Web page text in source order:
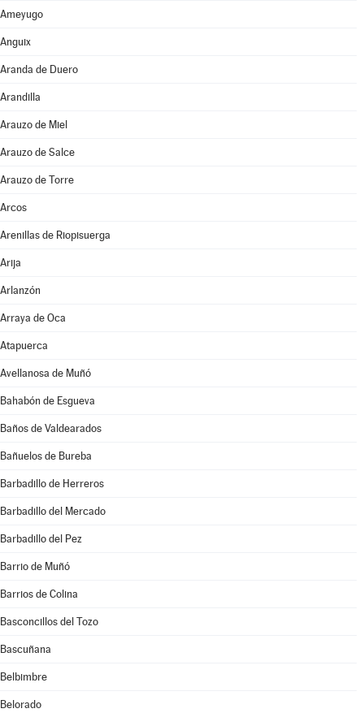
Ameyugo
Anguix
Aranda de Duero
Arandilla
Arauzo de Miel
Arauzo de Salce
Arauzo de Torre
Arcos
Arenillas de Riopisuerga
Arija
Arlanzón
Arraya de Oca
Atapuerca
Avellanosa de Muñó
Bahabón de Esgueva
Baños de Valdearados
Bañuelos de Bureba
Barbadillo de Herreros
Barbadillo del Mercado
Barbadillo del Pez
Barrio de Muñó
Barrios de Colina
Basconcillos del Tozo
Bascuñana
Belbimbre
Belorado